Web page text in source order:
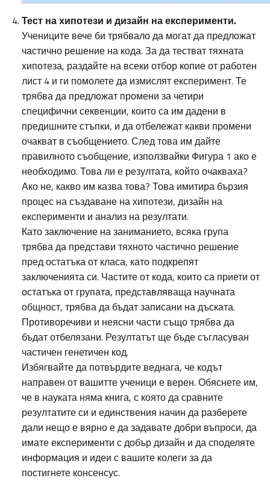
Тест на хипотези и дизайн на експерименти.
Учениците вече би трябвало да могат да предложат
частично решение на кода. За да тестват тяхната
хипотеза, раздайте на всеки отбор копие от работен
лист 4 и ги помолете да измислят експеримент. Те
трябва да предложат промени за четири
специфични секвенции, които са им дадени в
предишните стъпки, и да отбележат какви промени
очакват в съобщението. След това им дайте
правилното съобщение, използвайки Фигура 1 ако е
необходимо. Това ли е резултата, който очакваха?
Ако не, какво им казва това? Това имитира бързия
процес на създаване на хипотези, дизайн на
експерименти и анализ на резултати.
Като заключение на заниманието, всяка група
трябва да представи тяхното частично решение
пред остатъка от класа, като подкрепят
заключенията си. Частите от кода, които са приети от
остатъка от групата, представляваща научната
общност, трябва да бъдат записани на дъската.
Противоречиви и неясни части също трябва да
бъдат отбелязани. Резултатът ще бъде съгласуван
частичен генетичен код.
Избягвайте да потвърдите веднага, че кодът
направен от вашитте ученици е верен. Обяснете им,
че в науката няма книга, с която да сравните
резултатите си и единствения начин да разберете
дали нещо е вярно е да задавате добри въпроси, да
имате експерименти с добър дизайн и да споделяте
информация и идеи с вашите колеги за да
постигнете консенсус.